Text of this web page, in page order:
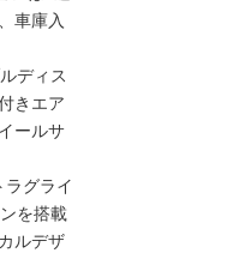
車庫入
ディス
きエア
ールサ
グライ
を搭載
ルデザ